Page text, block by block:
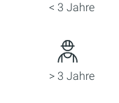
< 3 Jahre
> 3 Jahre